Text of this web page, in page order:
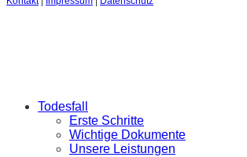
Todesfall
Erste Schritte
Wichtige Dokumente
Unsere Leistungen